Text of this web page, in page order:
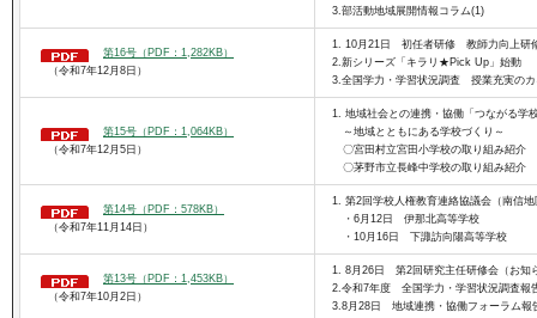
3.部活動地域展開情報コラム(1)
第16号（PDF：1,282KB）
（令和7年12月8日）
1. 10月21日 初任者研修 教師力向上研
2.新シリーズ「キラリ★Pick Up」始動
3.全国学力・学習状況調査 授業充実のカ
第15号（PDF：1,064KB）
（令和7年12月5日）
1. 地域社会との連携・協働「つながる学
～地域とともにある学校づくり～
〇宮田村立宮田小学校の取り組み紹介
〇茅野市立長峰中学校の取り組み紹介
第14号（PDF：578KB）
（令和7年11月14日）
1. 第2回学校人権教育連絡協議会（南信地
・6月12日 伊那北高等学校
・10月16日 下諏訪向陽高等学校
第13号（PDF：1,453KB）
（令和7年10月2日）
1. 8月26日 第2回研究主任研修会（お知
2.令和7年度 全国学力・学習状況調査報
3.8月28日 地域連携・協働フォーラム報